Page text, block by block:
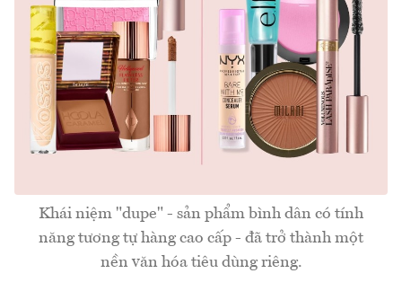
Khái niệm "dupe" - sản phẩm bình dân có tính
năng tương tự hàng cao cấp - đã trở thành một
nền văn hóa tiêu dùng riêng.